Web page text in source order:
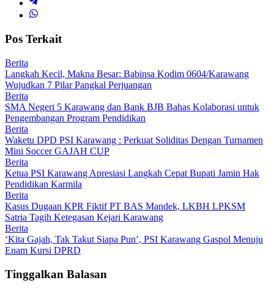
Pos Terkait
Berita
Langkah Kecil, Makna Besar: Babinsa Kodim 0604/Karawang
Wujudkan 7 Pilar Pangkal Perjuangan
Berita
SMA Negeri 5 Karawang dan Bank BJB Bahas Kolaborasi untuk
Pengembangan Program Pendidikan
Berita
Waketu DPD PSI Karawang : Perkuat Soliditas Dengan Turnamen
Mini Soccer GAJAH CUP
Berita
Ketua PSI Karawang Apresiasi Langkah Cepat Bupati Jamin Hak
Pendidikan Karmila
Berita
Kasus Dugaan KPR Fiktif PT BAS Mandek, LKBH LPKSM
Satria Tagih Ketegasan Kejari Karawang
Berita
‘Kita Gajah, Tak Takut Siapa Pun’, PSI Karawang Gaspol Menuju
Enam Kursi DPRD
Tinggalkan Balasan